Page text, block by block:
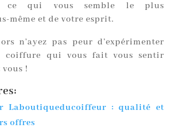
ce qui vous semble le plus
même et de votre esprit.
n’ayez pas peur d’expérimenter
coiffure qui vous fait vous sentir
!
Laboutiqueducoiffeur : qualité et
offres